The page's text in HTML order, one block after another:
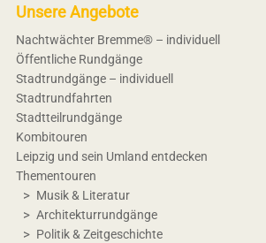
Unsere Angebote
Nachtwächter Bremme® – individuell
Öffentliche Rundgänge
Stadtrundgänge – individuell
Stadtrundfahrten
Stadtteilrundgänge
Kombitouren
Leipzig und sein Umland entdecken
Thementouren
Musik & Literatur
Architekturrundgänge
Politik & Zeitgeschichte